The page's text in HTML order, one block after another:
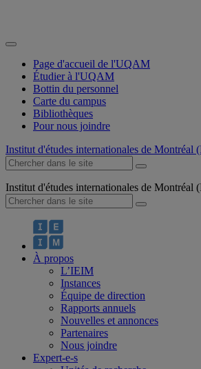
Page d'accueil de l'UQAM
Étudier à l'UQAM
Bottin du personnel
Carte du campus
Bibliothèques
Pour nous joindre
Institut d'études internationales de
Institut d'études internationales de
À propos
L’IEIM
Instances
Équipe de direction
Rapports annuels
Nouvelles et annonces
Partenaires
Nous joindre
Expert-e-s